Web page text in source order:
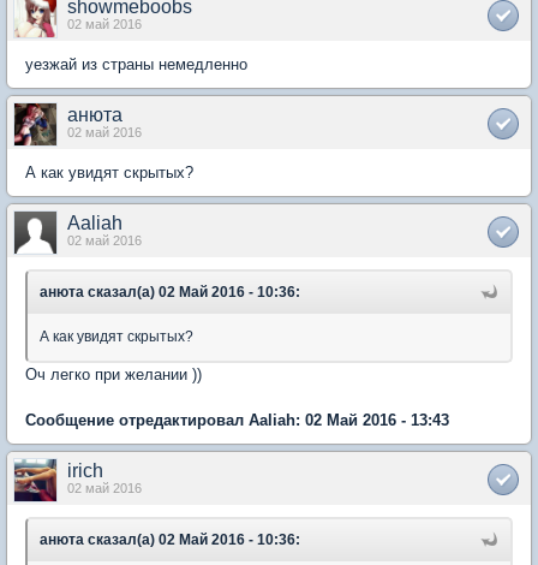
showmeboobs
02 май 2016
уезжай из страны немедленно
анюта
02 май 2016
А как увидят скрытых?
Aaliah
02 май 2016
анюта сказал(а) 02 Май 2016 - 10:36:
А как увидят скрытых?
Оч легко при желании ))
Сообщение отредактировал Aaliah: 02 Май 2016 - 13:43
irich
02 май 2016
анюта сказал(а) 02 Май 2016 - 10:36: